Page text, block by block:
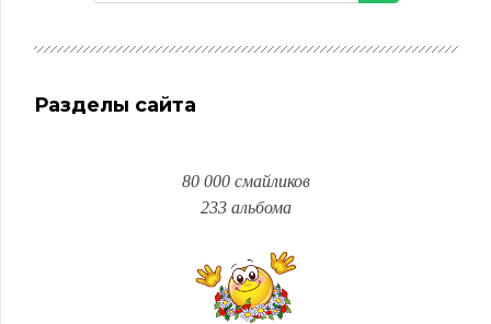
Разделы сайта
80 000 смайликов
233 альбома